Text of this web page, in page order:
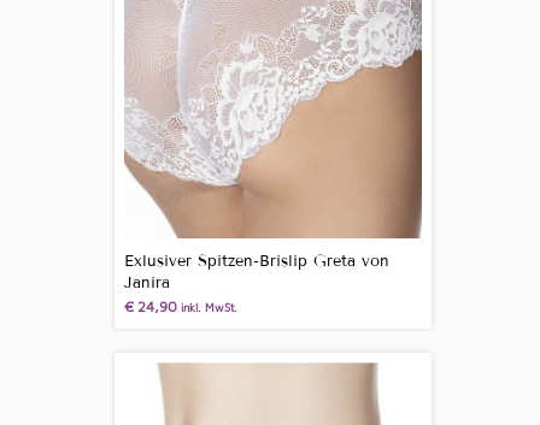
Exlusiver Spitzen-Brislip Greta von
Janira
€24,90 inkl. MwSt.